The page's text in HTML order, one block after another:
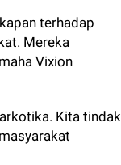
terhadap
Mereka
Vixion
Kita tindak